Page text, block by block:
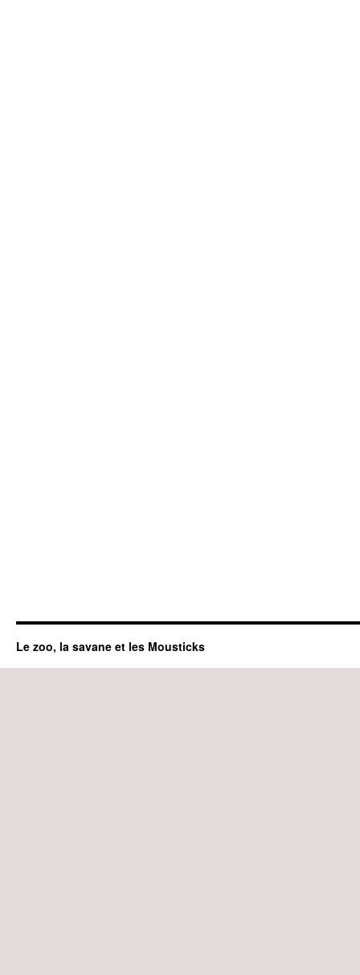
Le zoo, la savane et les Mousticks